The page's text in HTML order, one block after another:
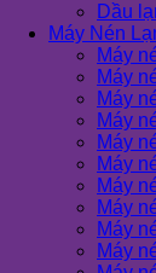
Dầu
Máy Nén
Máy
Máy
Máy
Máy
Máy
Máy
Máy
Máy
Máy
Máy